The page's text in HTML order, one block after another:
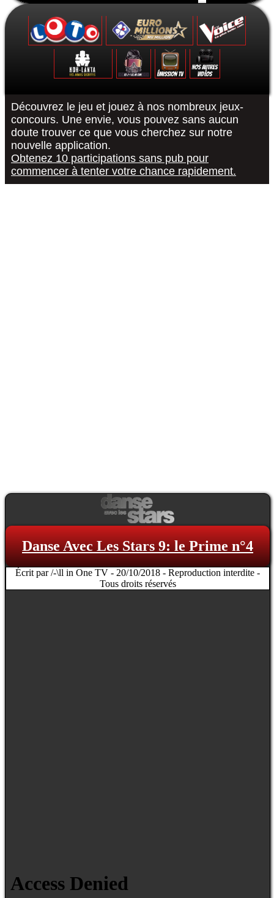
Formulaire de contact
Loto : le tirage du 27 août 2022
Euromillions : tirage du 6 septembre Euro
Koh-Lanta : Les Poteaux - La Finale - Koh-Lanta :
The Voice 10 - La Finale - 15/05/2021 The Voice
Le Grand Quiz - Permis De Conduire -
"R or B #RorB"
District Z : Épisode 3 - 25/12/2020 Les 12
Découvrez le jeu et jouez à nos nombreux jeux-
concours. Une envie, vous pouvez sans aucun
doute trouver ce que vous cherchez sur notre
nouvelle application.
Obtenez 10 participations sans pub pour
commencer à tenter votre chance rapidement.
Danse Avec Les Stars 9: le Prime n°4
Écrit par /-\ll in One TV - 20/10/2018 - Reproduction interdite -
Tous droits réservés